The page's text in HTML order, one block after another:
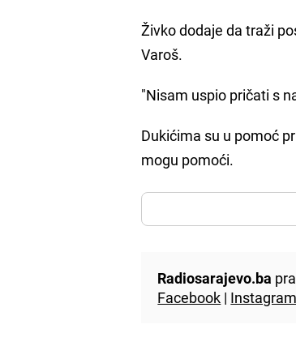
Živko dodaje da traži
Varoš.
"Nisam uspio pričati s
Dukićima su u pomoć
mogu pomoći.
Radiosarajevo.ba
Facebook | Instagram